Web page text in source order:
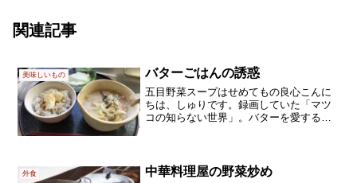
関連記事
美味しいもの バターごはんの誘惑
五目野菜スープはせめてもの良心こんに
ちは、しゅりです。録画していた「マツ
コの知らない世界」。バターを愛するゲ
りした塩...
外食 中華料理屋の野菜炒め